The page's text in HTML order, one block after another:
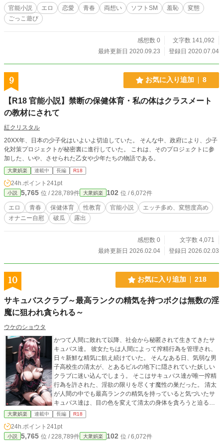
官能小説 エロ 恋愛 青春 両想い ソフトSM 羞恥
変態
ごっこ遊び
感想数 0
文字数 141,092
最終更新日 2020.09.23
登録日 2020.07.04
9 お気に入り追加 8
【R18 官能小説】禁断の保健体育・私の体はクラスメート
の教材にされて
紅クリスタル
20XX年、日本の少子化はいよいよ切迫していた。 そんな中、政府により、少子
化対策プロジェクトが秘密裏に進行していた。 これは、そのプロジェクトに参
加した、いや、させられた乙女や少年たちの物語である。
大衆娯楽 連載中 長編 R18
24h.ポイント 241pt
小説 5,765 位 / 228,789件 大衆娯楽 102 位 / 6,072件
エロ 青春 保健体育 性教育 官能小説
エッチ多め、変態度高め
オナニー自慰
破瓜 露出
感想数 0
文字数 4,071
最終更新日 2026.02.04
登録日 2026.02.03
10 お気に入り追加 218
サキュバスクラブ～最高ランクの精気を持つボクは無数の淫
魔に狙われ貪られる～
ウケのショウタ
かつて人間に敗れて以降、社会から秘匿されて生きてきたサ
キュバス達。 彼女たちは人間によって搾精行為を管理され、
日々新鮮な精気に飢え続けていた。 そんなある日、気弱な男
子高校生の清太が、とあるビルの地下に隠されていた妖しい
クラブに迷い込んでしまう。 そこはサキュバス達が唯一搾精
行為を許された、淫欲の限りを尽くす魔性の巣だった。 清太
が人間の中でも最高ランクの精気を持っていると気づいたサ
キュバス達は、目の色を変えて清太の身体を貪ろうと迫る。
あらゆる手を使って清太を誘惑し、精液をねだる無数の美女
たち。 次第に暴走したサキュバス達は、日常生活の中でも清
太を狙って襲いはじめる。 やがて清太は、そのクラブに憧れ
の女性が働いていることを知り……？ 章ごとに投稿。章が完
大衆娯楽 連載中 長編 R18
24h.ポイント 241pt
小説 5,765 位 / 228,789件 大衆娯楽 102 位 / 6,072件